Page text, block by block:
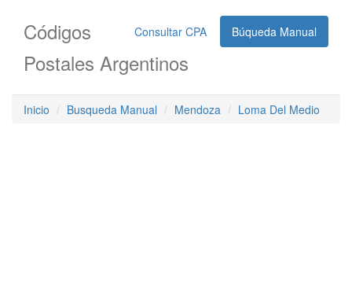
Consultar CPA Búqueda Manual
Códigos
Postales Argentinos
Inicio Busqueda Manual Mendoza Loma Del Medio